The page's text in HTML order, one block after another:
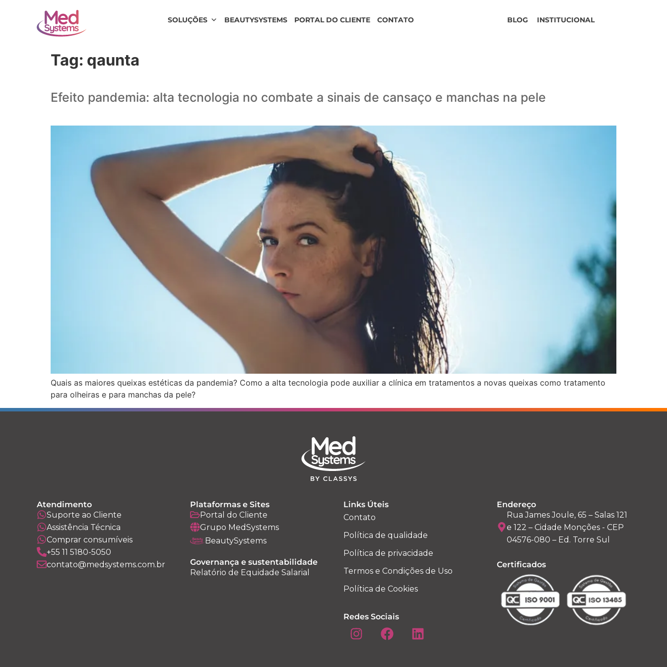
SOLUÇÕES BEAUTYSYSTEMS PORTAL DO CLIENTE CONTATO INSTITUCIONAL
BLOG
Tag: qaunta
Efeito pandemia: alta tecnologia no combate a sinais de cansaço e manchas na pele
Quais as maiores queixas estéticas da pandemia? Como a alta tecnologia pode auxiliar a clínica em tratamentos a novas queixas como tratamento
para olheiras e para manchas da pele?
Atendimento
Suporte ao Cliente
Assistência Técnica
Comprar consumíveis
+55 11 5180-5050
contato@medsystems.com.br
Plataformas e Sites
Portal do Cliente
Grupo MedSystems
BeautySystems
Governança e sustentabilidade
Relatório de Equidade Salarial
Links Úteis
Contato
Política de qualidade
Política de privacidade
Termos e Condições de Uso
Política de Cookies
Redes Sociais
Endereço
Rua James Joule, 65 – Salas 121
e 122 – Cidade Monções - CEP
04576-080 – Ed. Torre Sul
Certificados